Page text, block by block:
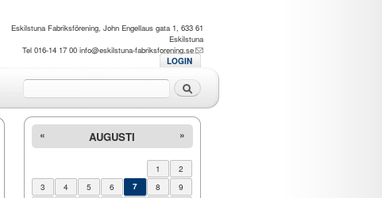
Eskilstuna Fabriksförening, John Engellaus gata 1, 633 61
Eskilstuna
Tel 016-14 17 00 info@eskilstuna-fabriksforening.se
Sök
LOGIN
AUGUSTI
« »
1
2
3
4 5 6 7 8
9